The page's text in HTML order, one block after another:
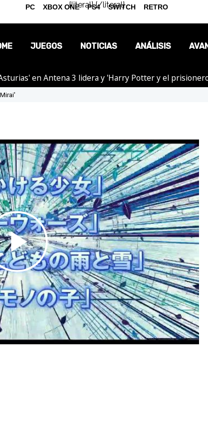
{literal}{/literal}
JUEGOS NOTICIAS
OPINIÓN
ANÁLISIS
en Antena 3 lidera y 'Harry Potter y el
Play
Video
PC XBOX ONE PS4 SWITCH RETRO